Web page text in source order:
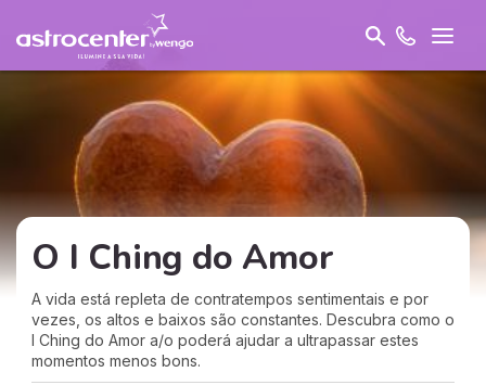
O I Ching do Amor
A vida está repleta de contratempos sentimentais e por
vezes, os altos e baixos são constantes. Descubra como o
I Ching do Amor a/o poderá ajudar a ultrapassar estes
momentos menos bons.